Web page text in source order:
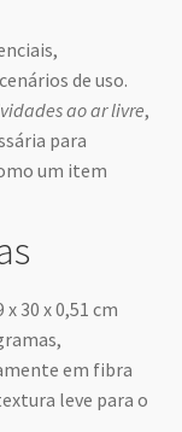
de uso.
ao ar livre,
para
um item
30 x 0,51 cm
em fibra
leve para o